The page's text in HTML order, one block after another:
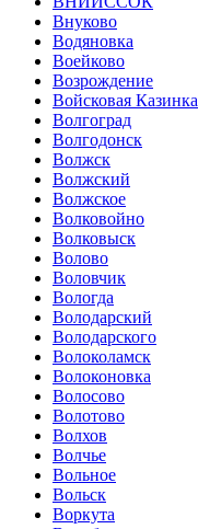
Внуково
Водяновка
Воейково
Возрождение
Войсковая Казинка
Волгоград
Волгодонск
Волжск
Волжский
Волжское
Волковойно
Волковыск
Волово
Воловчик
Вологда
Володарский
Володарского
Волоколамск
Волоконовка
Волосово
Волотово
Волхов
Волчье
Вольное
Вольск
Воркута